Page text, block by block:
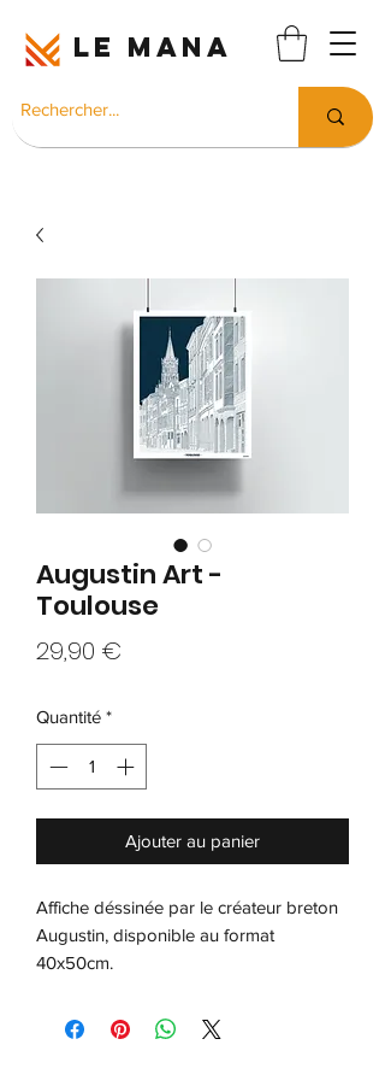
LE MANA
Augustin Art -
Toulouse
29,90 €
Quantité *
Ajouter au panier
Affiche déssinée par le créateur breton
Augustin, disponible au format
40x50cm.